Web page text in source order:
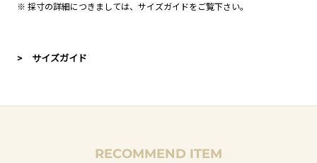
※ 採寸の詳細につきましては、 サイズガイドをご覧下さい。
> サイズガイド
RECOMMEND ITEM